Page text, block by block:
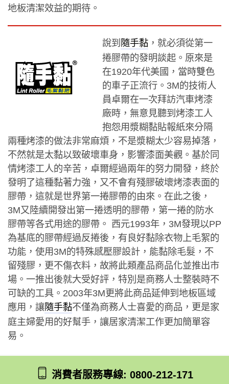
地板清潔效益的期待。
說到 隨手黏 ，就必須從第一
捲膠帶的發明談起。原來是
在1920年代美國，當時雙色
的車子正流行。3M的技術人
員卓爾在一次拜訪汽車烤漆
廠時，無意見聽到烤漆工人
抱怨用漿糊黏貼報紙來分隔
兩種烤漆的做法非常麻煩，不是漿糊太少容易掉落，
不然就是太黏以致破壞車身，影響漆面美觀。基於同
情烤漆工人的辛苦，卓爾經過兩年的努力開發，終於
發明了這種黏著力強，又不會有殘膠破壞烤漆表面的
膠帶，這就是世界第一捲膠帶的由來。在此之後，
3M又陸續開發出第一捲透明的膠帶，第一捲的防水
膠帶等各式用途的膠帶。 西元1993年，3M發現以PP
為基底的膠帶經過反捲後，有良好黏除衣物上毛絮的
功能，使用3M的特殊感壓膠設計，能黏除毛髮，不
留殘膠，更不傷衣料，故將此類產品商品化並推出市
場。一推出後就大受好評，特別是商務人士整裝時不
可缺的工具。2003年3M更將此商品延伸到地板區域
應用，讓隨手黏不僅為商務人士喜愛的商品，更是家
庭主婦愛用的好幫手，讓居家清潔工作更加簡單容
易。
消費者服務專線: 0800-212-171